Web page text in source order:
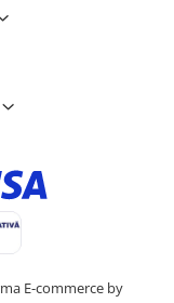
E-commerce by